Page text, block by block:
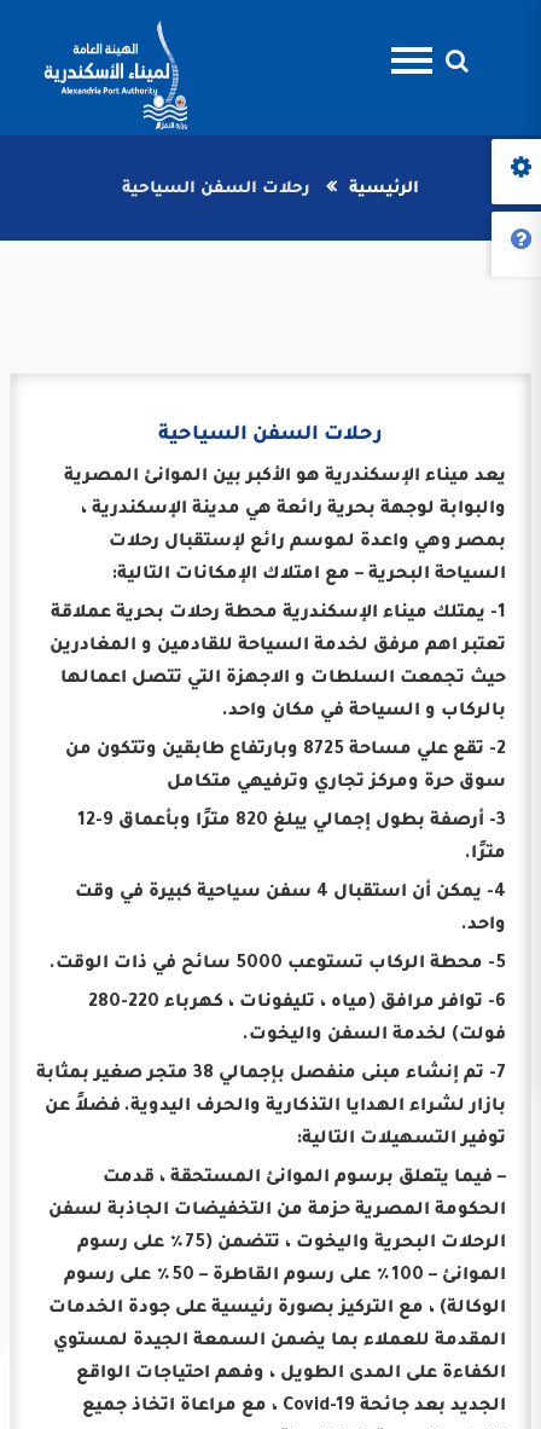
الرئيسية رحلات السفن السياحية
رحلات السفن السياحية
يعد ميناء الإسكندرية هو الأكبر بين الموانئ المصرية
والبوابة لوجهة بحرية رائعة هي مدينة الإسكندرية ،
بمصر وهي واعدة لموسم رائع لإستقبال رحلات
السياحة البحرية – مع امتلاك الإمكانات التالية:
1- يمتلك ميناء الإسكندرية محطة رحلات بحرية عملاقة
تعتبر اهم مرفق لخدمة السياحة للقادمين و المغادرين
حيث تجمعت السلطات و الاجهزة التي تتصل اعمالها
بالركاب و السياحة في مكان واحد.
2- تقع علي مساحة 8725 وبارتفاع طابقين وتتكون من
سوق حرة ومركز تجاري وترفيهي متكامل
3- أرصفة بطول إجمالي يبلغ 820 مترًا وبأعماق 9-12
مترًا.
4- يمكن أن استقبال 4 سفن سياحية كبيرة في وقت
واحد.
5- محطة الركاب تستوعب 5000 سائح في ذات الوقت.
6- توافر مرافق (مياه ، تليفونات ، كهرباء 220-280
فولت) لخدمة السفن واليخوت.
7- تم إنشاء مبنى منفصل بإجمالي 38 متجر صغير بمثابة
بازار لشراء الهدايا التذكارية والحرف اليدوية. فضلاً عن
توفير التسهيلات التالية:
– فيما يتعلق برسوم الموانئ المستحقة ، قدمت
الحكومة المصرية حزمة من التخفيضات الجاذبة لسفن
الرحلات البحرية واليخوت ، تتضمن (75٪ على رسوم
الموانئ – 100٪ على رسوم القاطرة – 50٪ على رسوم
الوكالة) ، مع التركيز بصورة رئيسية على جودة الخدمات
المقدمة للعملاء بما يضمن السمعة الجيدة لمستوي
الكفاءة على المدى الطويل ، وفهم احتياجات الواقع
الجديد بعد جائحة Covid-19 ، مع مراعاة اتخاذ جميع